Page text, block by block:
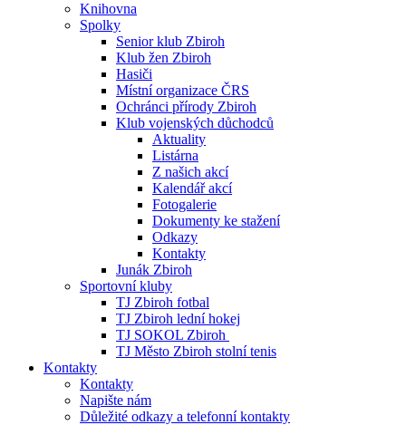
Knihovna
Spolky
Senior klub Zbiroh
Klub žen Zbiroh
Hasiči
Místní organizace ČRS
Ochránci přírody Zbiroh
Klub vojenských důchodců
Aktuality
Listárna
Z našich akcí
Kalendář akcí
Fotogalerie
Dokumenty ke stažení
Odkazy
Kontakty
Junák Zbiroh
Sportovní kluby
TJ Zbiroh fotbal
TJ Zbiroh lední hokej
TJ SOKOL Zbiroh
TJ Město Zbiroh stolní tenis
Kontakty
Kontakty
Napište nám
Důležité odkazy a telefonní kontakty